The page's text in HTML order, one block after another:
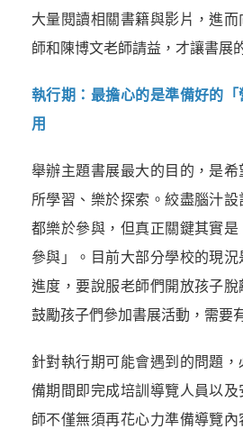
大量閱讀相關書籍與影片，進
師和陳博文老師請益，才讓書展
執行期：最擔心的是準備好的
用
舉辦主題書展最大的目的，是
所學習、樂於探索。絞盡腦汁
都樂於參與，但真正關鍵其實
參與」。目前大部分學校的現
進度，要說服老師們開放孩子脫
鼓勵孩子們參加書展活動，需要
針對執行期可能會遇到的問題
備期間即完成培訓導覽人員以
師不僅無須再花心力準備導覽